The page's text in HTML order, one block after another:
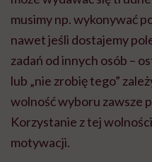
musimy np. wykonywać
nawet jeśli dostajemy
zadań od innych osób –
lub „nie zrobię tego”
wolność wyboru zawsze
Korzystanie z tej
motywacji.